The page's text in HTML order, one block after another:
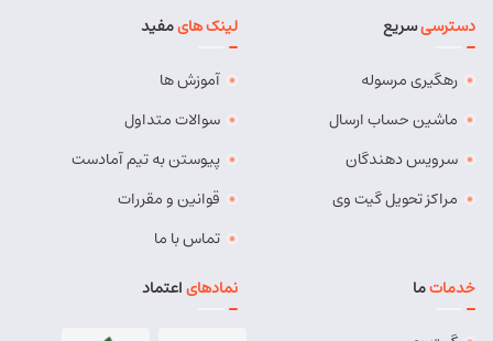
دسترسیسریع
رهگیری مرسوله
ماشین حساب ارسال
سرویس دهندگان
مراکز تحویل گیت وی
لینک هایمفید
آموزش ها
سوالات متداول
پیوستن به تیم آمادست
قوانین و مقررات
تماس با ما
خدماتما نمادهایاعتماد